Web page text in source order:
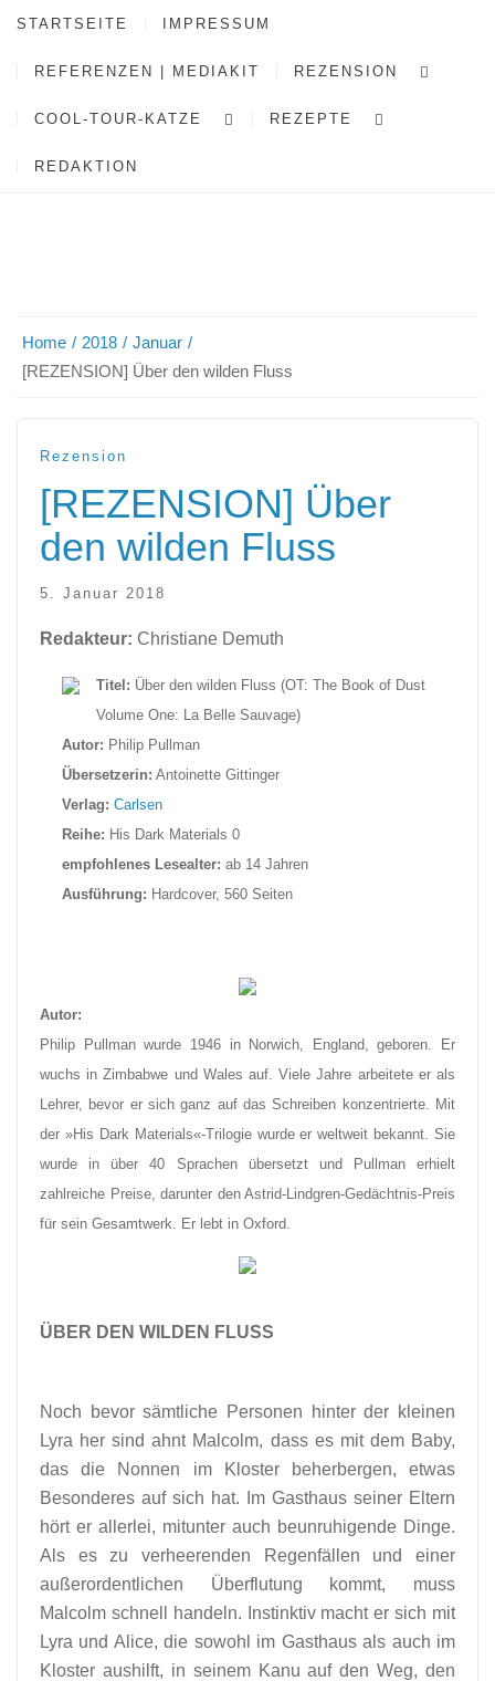
STARTSEITE IMPRESSUM
REFERENZEN | MEDIAKIT REZENSION
COOL-TOUR-KATZE REZEPTE
REDAKTION
Home 2018
Januar
[REZENSION] Über den wilden Fluss
Rezension
[REZENSION] Über
den wilden Fluss
5. Januar 2018
Redakteur: Christiane Demuth
Titel: Über den wilden Fluss (OT: The Book of Dust
Volume One: La Belle Sauvage)
Autor: Philip Pullman
Übersetzerin: Antoinette Gittinger
Verlag: Carlsen
Reihe: His Dark Materials 0
empfohlenes Lesealter: ab 14 Jahren
Ausführung: Hardcover, 560 Seiten
Autor:
Philip Pullman wurde 1946 in Norwich, England, geboren. Er
wuchs in Zimbabwe und Wales auf. Viele Jahre arbeitete er als
Lehrer, bevor er sich ganz auf das Schreiben konzentrierte. Mit
der »His Dark Materials«-Trilogie wurde er weltweit bekannt. Sie
wurde in über 40 Sprachen übersetzt und Pullman erhielt
zahlreiche Preise, darunter den Astrid-Lindgren-Gedächtnis-Preis
für sein Gesamtwerk. Er lebt in Oxford.
ÜBER DEN WILDEN FLUSS
Noch bevor sämtliche Personen hinter der kleinen
Lyra her sind ahnt Malcolm, dass es mit dem Baby,
das die Nonnen im Kloster beherbergen, etwas
Besonderes auf sich hat. Im Gasthaus seiner Eltern
hört er allerlei, mitunter auch beunruhigende Dinge.
Als es zu verheerenden Regenfällen und einer
außerordentlichen Überflutung kommt, muss
Malcolm schnell handeln. Instinktiv macht er sich mit
Lyra und Alice, die sowohl im Gasthaus als auch im
Kloster aushilft, in seinem Kanu auf den Weg, den